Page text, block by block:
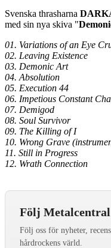
Svenska thrasharna
med sin nya skiva "
01. Variations of an Eye
02. Leaving Existence
03. Demonic Art
04. Absolution
05. Execution 44
06. Impetious Constant
07. Demigod
08. Soul Survivor
09. The Killing of I
10. Wrong Grave
11. Still in Progress
12. Wrath Connection
Följ Metalcentral
Följ oss för nyheter,
hårdrockens värld.